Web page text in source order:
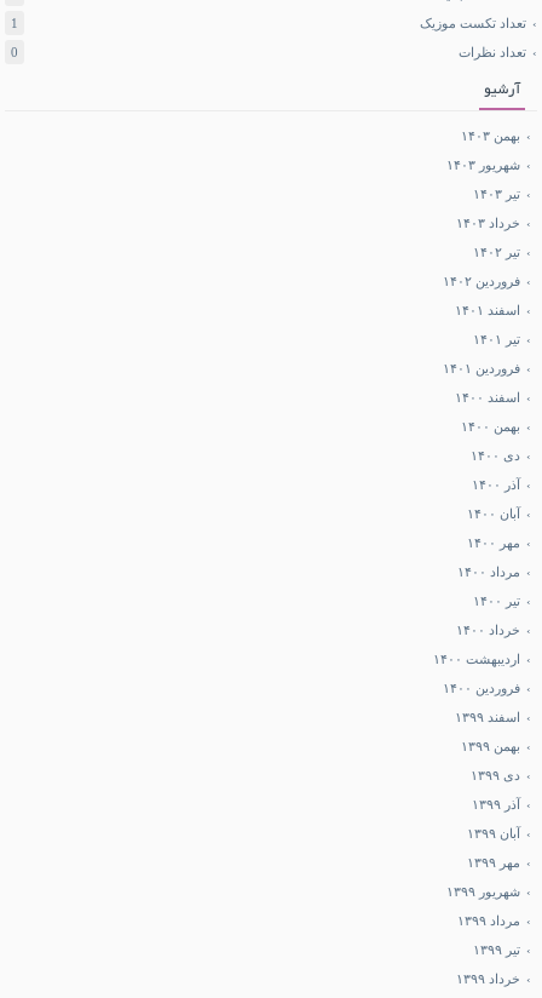
تعداد تکست موزیک
1
تعداد نظرات
0
آرشیو
بهمن ۱۴۰۳
شهریور ۱۴۰۳
تیر ۱۴۰۳
خرداد ۱۴۰۳
تیر ۱۴۰۲
فروردین ۱۴۰۲
اسفند ۱۴۰۱
تیر ۱۴۰۱
فروردین ۱۴۰۱
اسفند ۱۴۰۰
بهمن ۱۴۰۰
دی ۱۴۰۰
آذر ۱۴۰۰
آبان ۱۴۰۰
مهر ۱۴۰۰
مرداد ۱۴۰۰
تیر ۱۴۰۰
خرداد ۱۴۰۰
اردیبهشت ۱۴۰۰
فروردین ۱۴۰۰
اسفند ۱۳۹۹
بهمن ۱۳۹۹
دی ۱۳۹۹
آذر ۱۳۹۹
آبان ۱۳۹۹
مهر ۱۳۹۹
شهریور ۱۳۹۹
مرداد ۱۳۹۹
تیر ۱۳۹۹
خرداد ۱۳۹۹